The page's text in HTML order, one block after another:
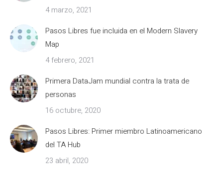
4 marzo, 2021
Pasos Libres fue incluida en el Modern Slavery
Map
4 febrero, 2021
Primera DataJam mundial contra la trata de
personas
16 octubre, 2020
Pasos Libres: Primer miembro Latinoamericano
del TA Hub
23 abril, 2020